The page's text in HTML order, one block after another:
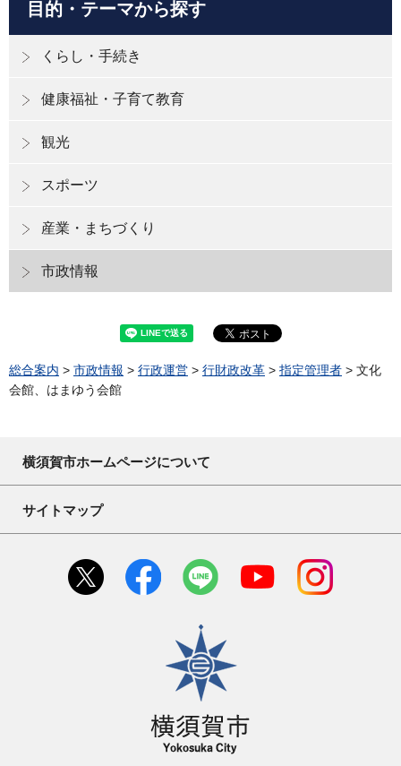
目的・テーマから探す
くらし・手続き
健康福祉・子育て教育
観光
スポーツ
産業・まちづくり
市政情報
総合案内 > 市政情報 > 行政運営 > 行財政改革 > 指定管理者 > 文化
会館、はまゆう会館
横須賀市ホームページについて
サイトマップ
横須賀市